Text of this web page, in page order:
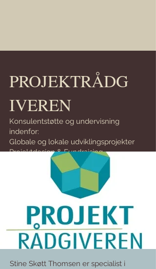
PROJEKTRÅDG
IVEREN
Konsulentstøtte og undervisning
indenfor:
Globale og lokale udviklingsprojekter
Projektdesign & Fundraising
Projektledelse & Evaluering
Stine Skøtt Thomsen er specialist i